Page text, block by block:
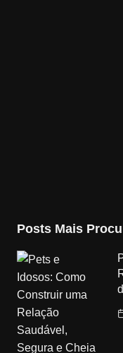
Posts Mais